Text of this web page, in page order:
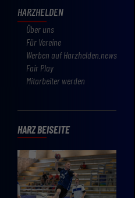
HARZHELDEN
Über uns
Für Vereine
Werben auf Harzhelden.news
Fair Play
Mitarbeiter werden
HARZ BEISEITE